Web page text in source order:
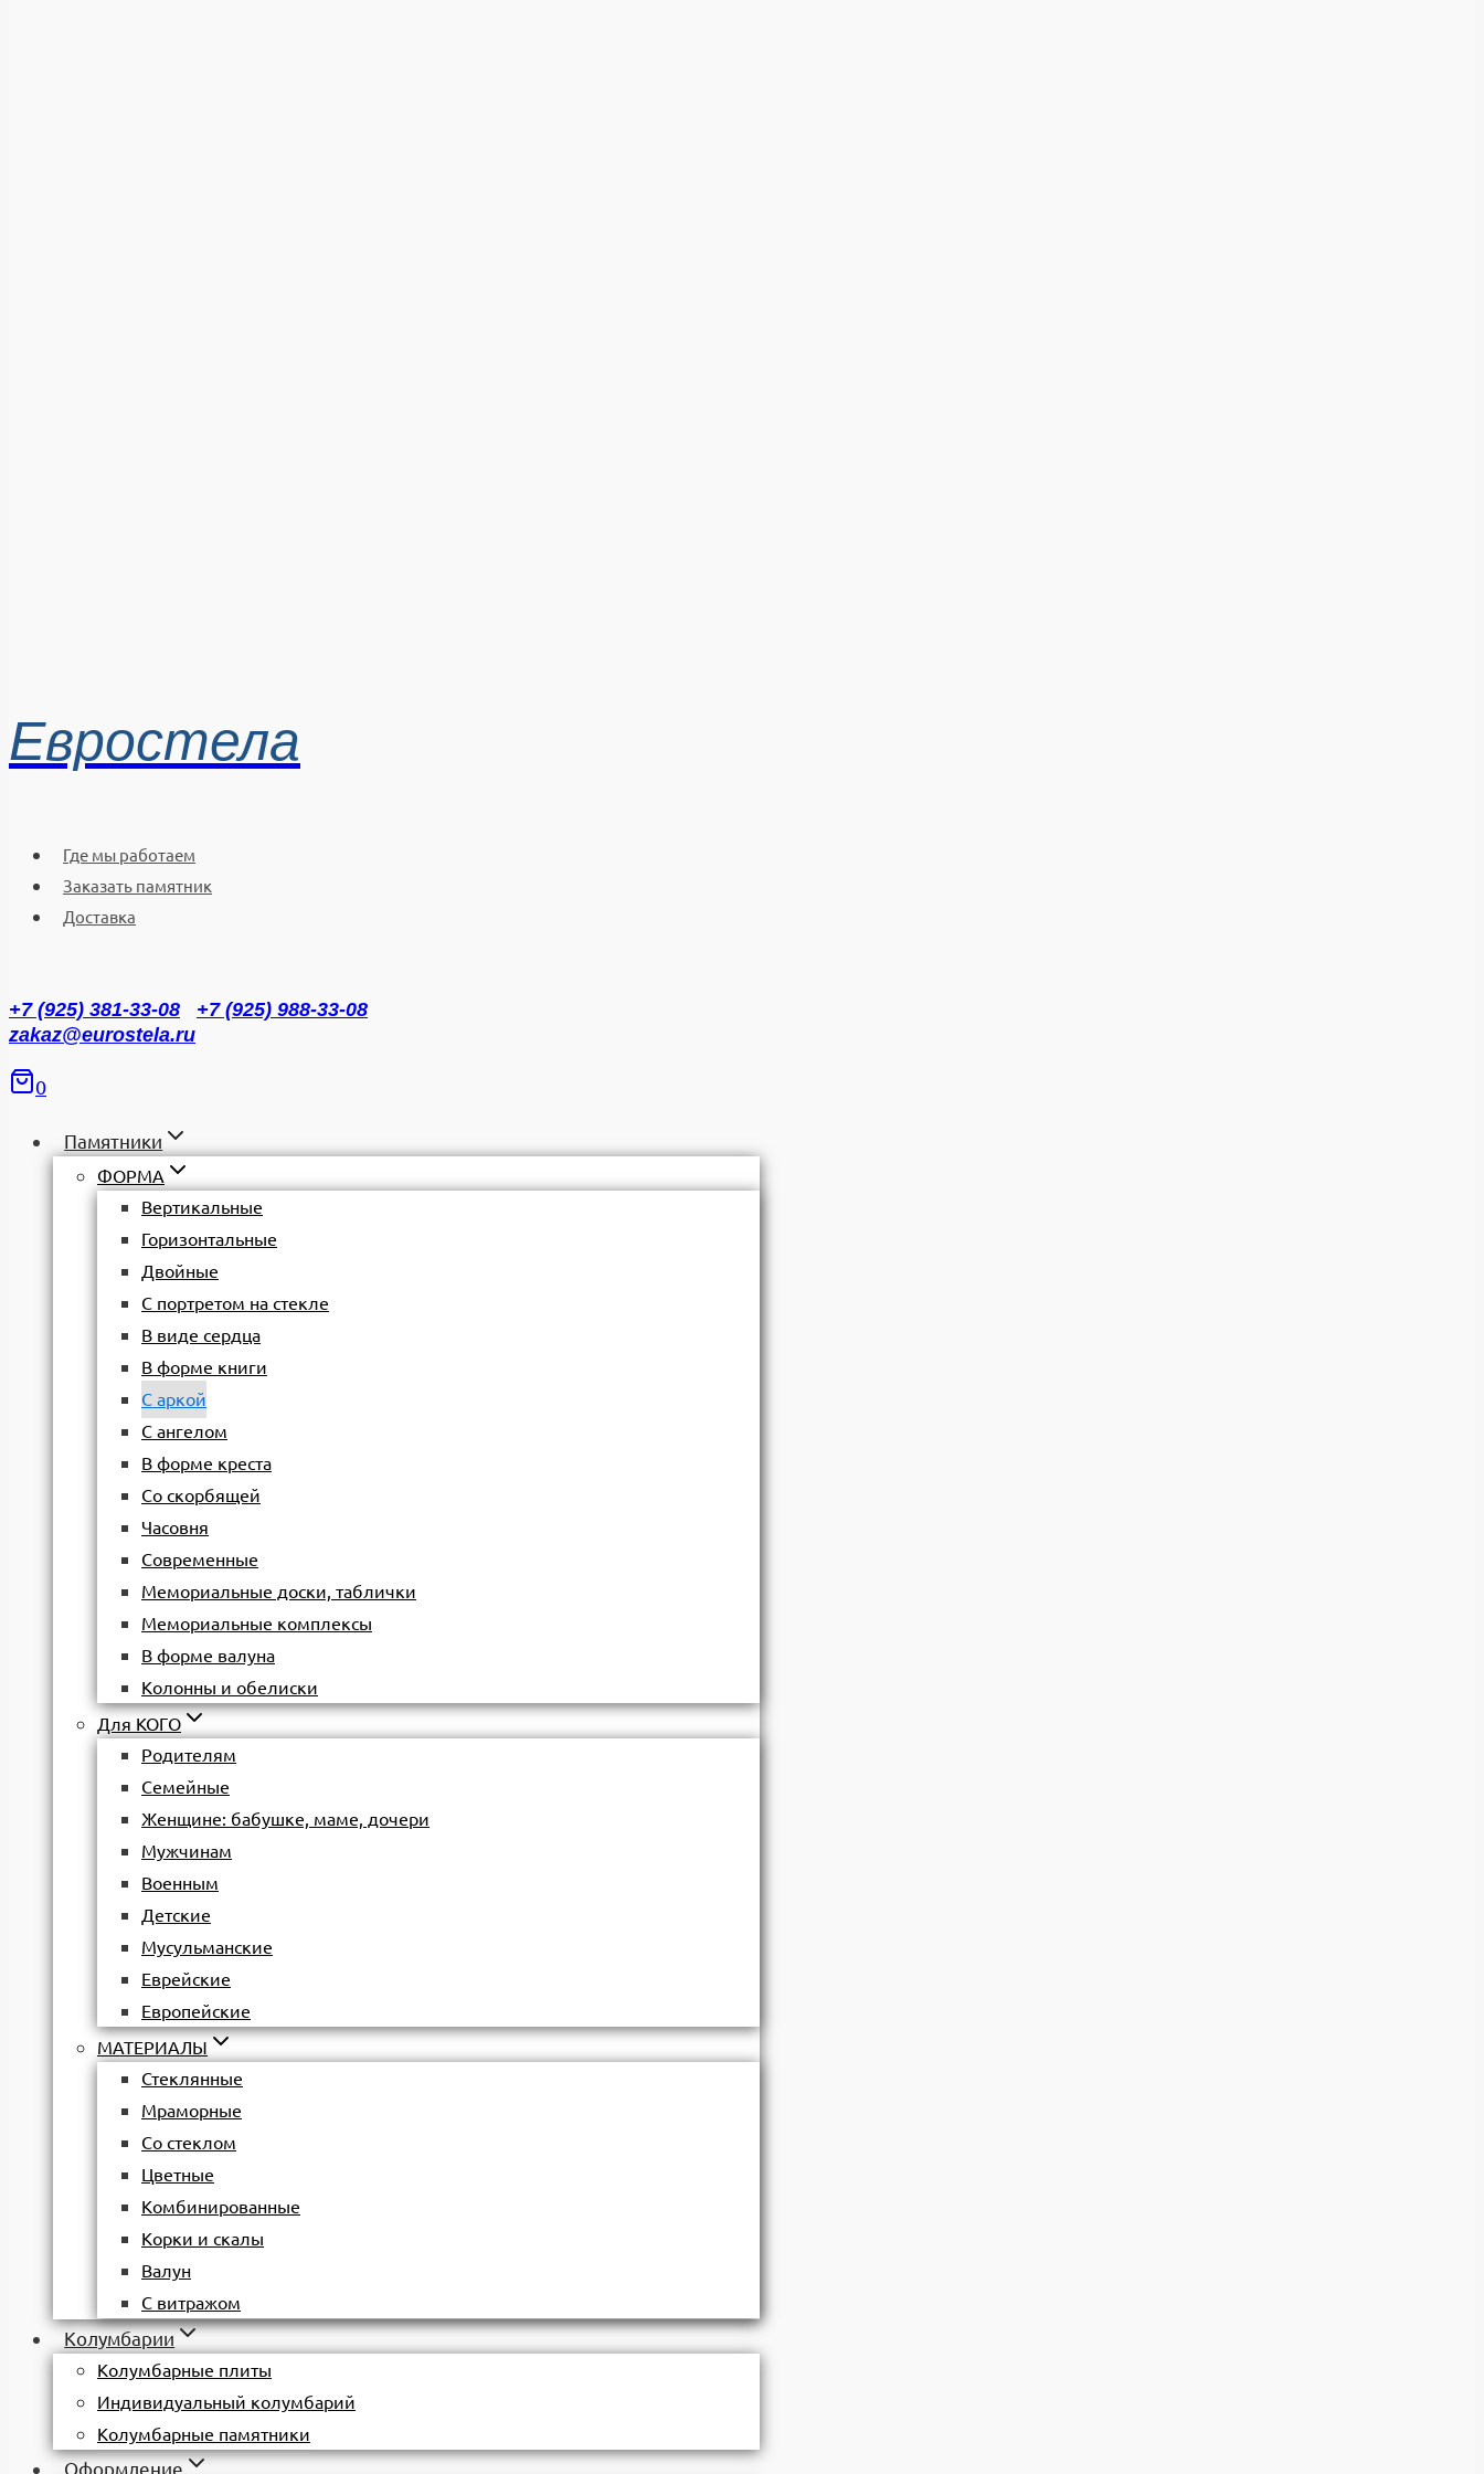
Евростела
Где мы работаем
Заказать памятник
Доставка
+7 (925) 381-33-08
+7 (925) 988-33-08
zakaz@eurostela.ru
0
Памятники
ФОРМА
Вертикальные
Горизонтальные
Двойные
С портретом на стекле
В виде сердца
В форме книги
С аркой
С ангелом
В форме креста
Со скорбящей
Часовня
Современные
Мемориальные доски, таблички
Мемориальные комплексы
В форме валуна
Колонны и обелиски
Для КОГО
Родителям
Семейные
Женщине: бабушке, маме, дочери
Мужчинам
Военным
Детские
Мусульманские
Еврейские
Европейские
МАТЕРИАЛЫ
Стеклянные
Мраморные
Со стеклом
Цветные
Комбинированные
Корки и скалы
Валун
С витражом
Колумбарии
Колумбарные плиты
Индивидуальный колумбарий
Колумбарные памятники
Оформление